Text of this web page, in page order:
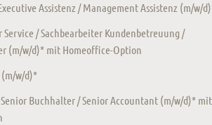
Assistenz / Management Assistenz (m/w/
Service / Sachbearbeiter Kundenbetreuung /
(m/w/d)* mit Homeoffice-Option
w/d)*
Buchhalter / Senior Accountant (m/w/d)* mit